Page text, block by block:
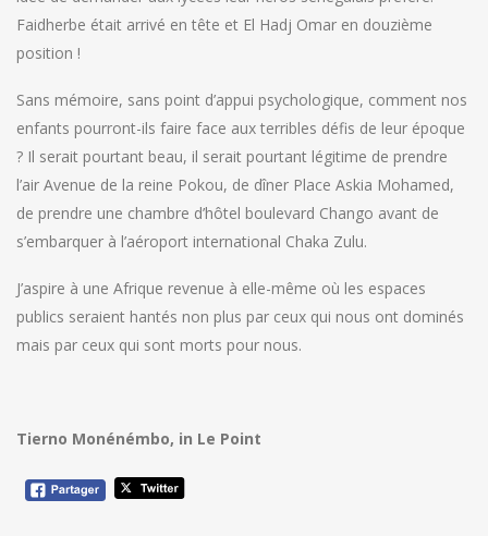
Faidherbe était arrivé en tête et El Hadj Omar en douzième
position !
Sans mémoire, sans point d’appui psychologique, comment nos
enfants pourront-ils faire face aux terribles défis de leur époque
? Il serait pourtant beau, il serait pourtant légitime de prendre
l’air Avenue de la reine Pokou, de dîner Place Askia Mohamed,
de prendre une chambre d’hôtel boulevard Chango avant de
s’embarquer à l’aéroport international Chaka Zulu.
J’aspire à une Afrique revenue à elle-même où les espaces
publics seraient hantés non plus par ceux qui nous ont dominés
mais par ceux qui sont morts pour nous.
Tierno Monénémbo, in Le Point